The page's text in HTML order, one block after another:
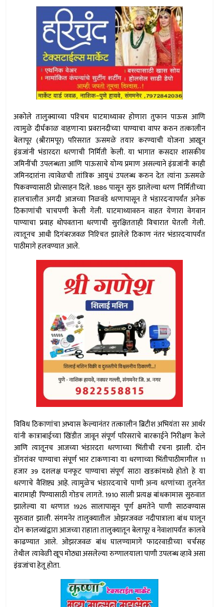
अकोले तालुक्याच्या पश्‍चिम घाटमाथ्यावर होणारा तुफान पाऊस आणि
त्यामुळे दीर्घकाळ वाहणार्‍या प्रवरानदीच्या पाण्याचा वापर करुन तत्कालीन
बेलापूर (श्रीरामपूर) परिसरात ऊसमळे तयार करण्याची योजना आखून
इंग्रजांनी भंडारदरा धरणाची निर्मिती केली. या भागात कसदार शासकीय
जमिनींची उपलब्धता आणि पाऊसाचे योग्य प्रमाण असल्याने इंग्रजांनी काही
जमिनदारांना त्यावेळची तांत्रिक आयुधं उपलब्ध करुन देत त्यांना ऊसमळे
पिकवण्यासाठी प्रोत्साहन दिले. 1886 पासून सुरु झालेल्या धरण निर्मितीच्या
हालचालीत अगदी आजच्या निळवंडे धरणापासून ते भंडारदर्‍यापर्यंत अनेक
ठिकाणांची चाचपणी केली गेली. घाटमाथ्यावरुन वाहत येणारा वेगवान
पाण्याचा प्रवाह थोपवताना धरणाची सुरक्षितताही विचारात घेतली गेली.
त्यातूनच आधी दिगंबरजवळ निश्‍चित झालेले ठिकाण नंतर भंडारदर्‍यापर्यंत
पाठीमागे हलवण्यात आले.
विविध ठिकाणांचा अभ्यास केल्यानंतर तत्कालीन ब्रिटीश अभियंता सर आर्थर
यांनी कात्राबाईच्या खिंडीत जावून संपूर्ण परिसराचे बारकाईने निरीक्षण केले
आणि त्यातूनच आजच्या भंडारदरा धरणाच्या भिंतीची रचना झाली. दोन
डोंगरांवर पाण्याचा संपूर्ण भार टाकणार्‍या या धरणाच्या भिंतीपाठीमागील 11
हजार 39 दशलक्ष घनफूट पाण्याचा संपूर्ण साठा खडकांमध्ये होतो हे या
धरणाचे वैशिष्ट्य आहे. त्यामुळेच भंडारदर्‍याचे पाणी अन्य धरणांच्या तुलनेत
बारामाही पिण्यासाठी गोडच लागते. 1910 साली प्रत्यक्ष बांधकामास सुरुवात
झालेल्या या धरणात 1926 सालापासून पूर्ण क्षमतेने पाणी साठवण्यास
सुरुवात झाली. संगमनेर तालुक्यातील ओझरजवळ नदीपात्राला बांध घालून
दोन कालव्यांद्वारा आजच्या राहाता तालुक्यातून बेलापूर व नेवाशापर्यंत कालवे
काढण्यात आले. ओझरजवळ बांध घालण्यामागे फादरवाडीच्या चर्चसह
तेथील त्यावेळी खूप मोठ्या असलेल्या रुग्णालयाला पाणी उपलब्ध व्हावे असा
इंग्रजांचा हेतू होता.